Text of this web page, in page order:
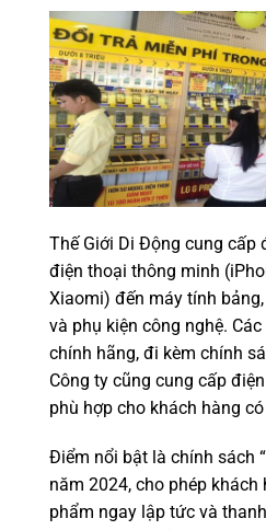
Thế Giới Di Động cung cấp
điện thoại thông minh
Xiaomi) đến máy tính
và phụ kiện công nghệ.
chính hãng, đi kèm chính
Công ty cũng cung cấp
phù hợp cho khách hàng
Điểm nổi bật là chính sách
năm 2024, cho phép khách
phẩm ngay lập tức và